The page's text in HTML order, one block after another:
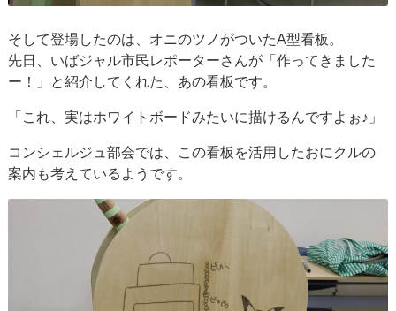
そして登場したのは、オニのツノがついたA型看板。
先日、いばジャル市民レポーターさんが「作ってきました
ー！」と紹介してくれた、あの看板です。
「これ、実はホワイトボードみたいに描けるんですよぉ♪」
コンシェルジュ部会では、この看板を活用したおにクルの
案内も考えているようです。